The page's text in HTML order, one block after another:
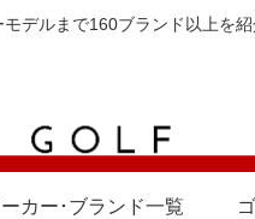
デルまで160ブランド以上を
カー･ブランド一覧